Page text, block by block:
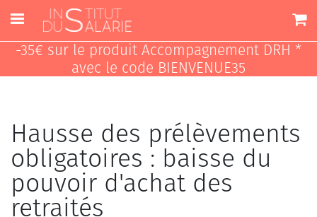
-35€ sur le produit Accompagnement DRH *
avec le code BIENVENUE35
Hausse des prélèvements
obligatoires : baisse du
pouvoir d'achat des
retraités